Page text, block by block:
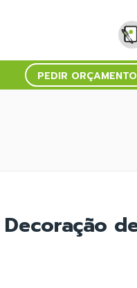
PEDIR ORÇAMENTO
Decoração